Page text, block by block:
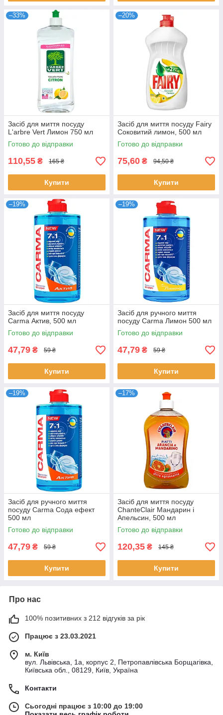
–33%
Засіб для миття посуду
L'arbre Vert Лимон 750 мл
Готово до відправки
110,55 ₴ 165 ₴
Купити
–20%
Засіб для миття посуду Fairy
Соковитий лимон, 500 мл
Готово до відправки
75,60 ₴ 94,50 ₴
Купити
–19%
Засіб для миття посуду
Carma Актив, 500 мл
Готово до відправки
47,79 ₴ 59 ₴
Купити
–19%
Засіб для ручного миття
посуду Carma Лимон 500 мл
Готово до відправки
47,79 ₴ 59 ₴
Купити
–19%
Засіб для ручного миття
посуду Carma Сода ефект
500 мл
Готово до відправки
47,79 ₴ 59 ₴
Купити
–17%
Засіб для миття посуду
ChanteClair Мандарин і
Апельсин, 500 мл
Готово до відправки
120,35 ₴ 145 ₴
Купити
Про нас
100% позитивних з 212 відгуків за рік
Працює з 23.03.2021
м. Київ
вул. Львівська, 1а, корпус 2, Петропавлівська Борщагівка,
Київська обл., 08129, Київ, Україна
Контакти
Сьогодні працює з 10:00 до 19:00